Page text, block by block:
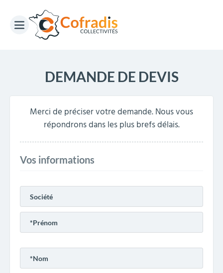
DEMANDE DE DEVIS
Merci de préciser votre demande. Nous vous
répondrons dans les plus brefs délais.
Vos informations